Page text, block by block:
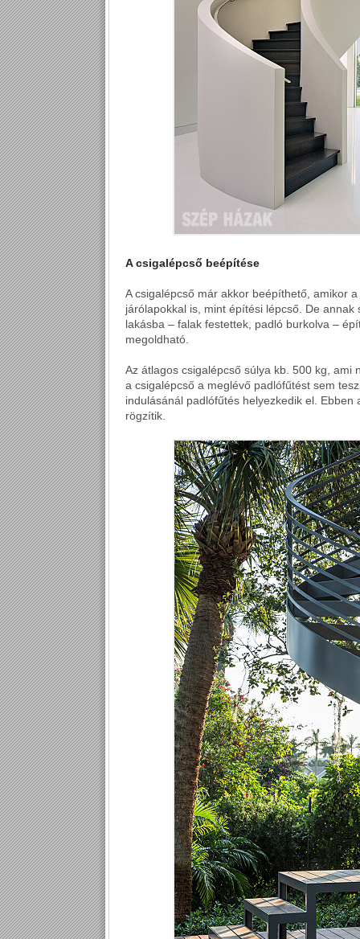
A csigalépcső beépítése
A csigalépcső már akkor beépíthető, amikor
járólapokkal is, mint építési lépcső. De
lakásba – falak festettek, padló burkolva –
megoldható.
Az átlagos csigalépcső súlya kb. 500 kg,
a csigalépcső a meglévő padlófűtést sem
indulásánál padlófűtés helyezkedik el.
rögzítik.